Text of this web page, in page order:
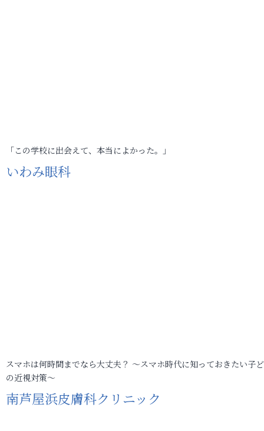
「この学校に出会えて、本当によかった。」
いわみ眼科
スマホは何時間までなら大丈夫？ ～スマホ時代に知っておきたい子
の近視対策～
南芦屋浜皮膚科クリニック